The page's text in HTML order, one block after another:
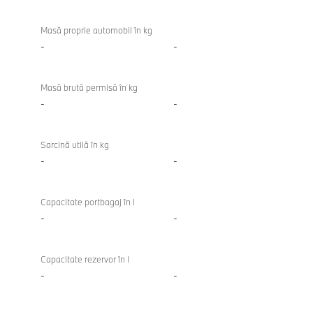
Masă proprie automobil în kg
- -
Masă brută permisă în kg
- -
Sarcină utilă în kg
- -
Capacitate portbagaj în l
- -
Capacitate rezervor în l
- -